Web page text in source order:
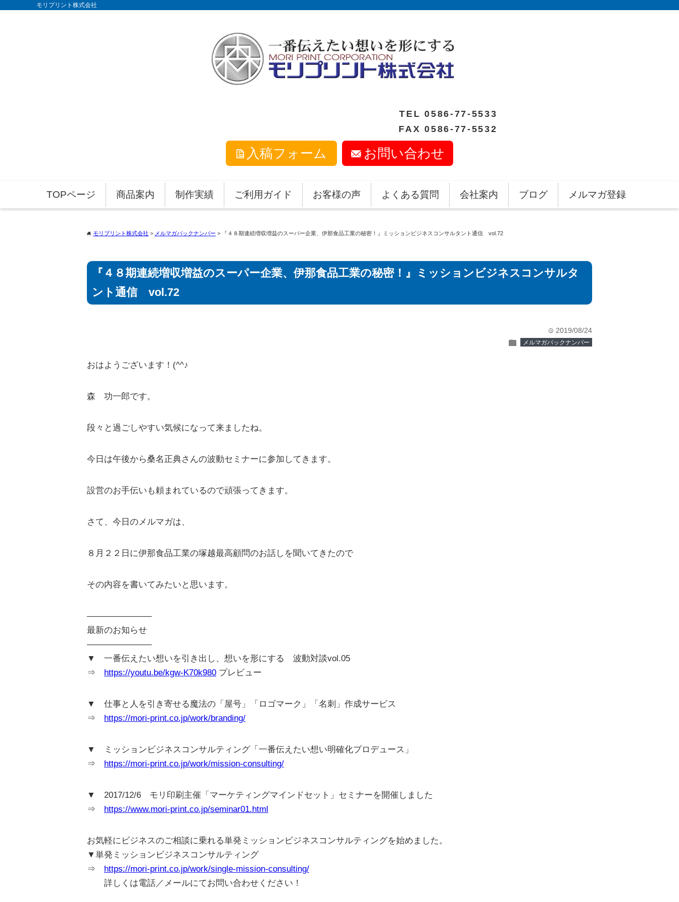
モリプリント株式会社
TEL0586-77-5533
FAX 0586-77-5532
入稿フォーム お問い合わせ
TOPページ 商品案内 制作実績 ご利用ガイド お客様の声 よくある質問 会社案内 ブログ メルマガ登録
home モリプリント株式会社 > メルマガバックナンバー > 『４８期連続増収増益のスーパー企業、伊那食品工業の秘密！』ミッションビジネスコンサルタント通信 vol.72
『４８期連続増収増益のスーパー企業、伊那食品工業の秘密！』ミッションビジネスコンサルタ
ント通信 vol.72
time 2019/08/24
folder メルマガバックナンバー
おはようございます！(^^♪
森 功一郎です。
段々と過ごしやすい気候になって来ましたね。
今日は午後から桑名正典さんの波動セミナーに参加してきます。
設営のお手伝いも頼まれているので頑張ってきます。
さて、今日のメルマガは、
８月２２日に伊那食品工業の塚越最高顧問のお話しを聞いてきたので
その内容を書いてみたいと思います。
———————–
最新のお知らせ
———————–
▼ 一番伝えたい想いを引き出し、想いを形にする 波動対談vol.05
⇒ https://youtu.be/kgw-K70k980 プレビュー
▼ 仕事と人を引き寄せる魔法の「屋号」「ロゴマーク」「名刺」作成サービス
⇒ https://mori-print.co.jp/work/branding/
▼ ミッションビジネスコンサルティング「一番伝えたい想い明確化プロデュース」
⇒ https://mori-print.co.jp/work/mission-consulting/
▼ 2017/12/6 モリ印刷主催「マーケティングマインドセット」セミナーを開催しました
⇒ https://www.mori-print.co.jp/seminar01.html
お気軽にビジネスのご相談に乗れる単発ミッションビジネスコンサルティングを始めました。
▼単発ミッションビジネスコンサルティング
⇒ https://mori-print.co.jp/work/single-mission-consulting/
詳しくは電話／メールにてお問い合わせください！